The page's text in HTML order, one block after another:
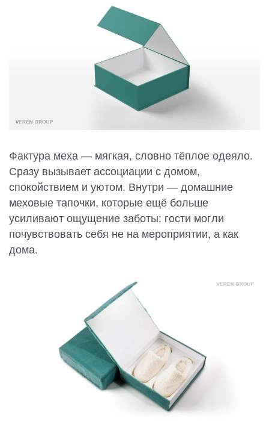
Фактура меха — мягкая, словно тёплое одеяло.
Сразу вызывает ассоциации с домом,
спокойствием и уютом. Внутри — домашние
меховые тапочки, которые ещё больше
усиливают ощущение заботы: гости могли
почувствовать себя не на мероприятии, а как
дома.